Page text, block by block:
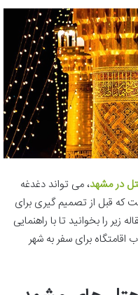
در مشهد، می تواند دغدغه
که قبل از تصمیم گیری برای
را بخوانید تا با راهنمایی
برای سفر به شهر